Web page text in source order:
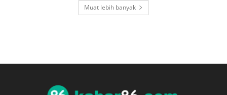
Muat lebih banyak